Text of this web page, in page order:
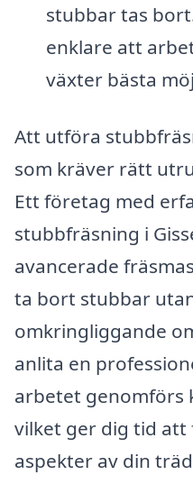
stubbar tas
enklare att
växter bästa
Att utföra
som kräver rätt
Ett företag med
stubbfräsning i
avancerade
ta bort stubbar
omkringliggande
anlita en
arbetet genomförs
vilket ger dig tid att
aspekter av din